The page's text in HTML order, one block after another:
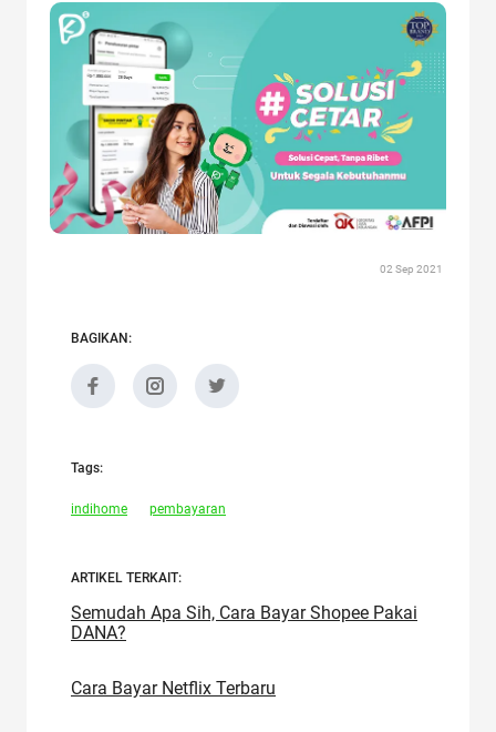
02 Sep 2021
BAGIKAN:
Tags:
indihome pembayaran
ARTIKEL TERKAIT:
Semudah Apa Sih, Cara Bayar Shopee Pakai
DANA?
Cara Bayar Netflix Terbaru